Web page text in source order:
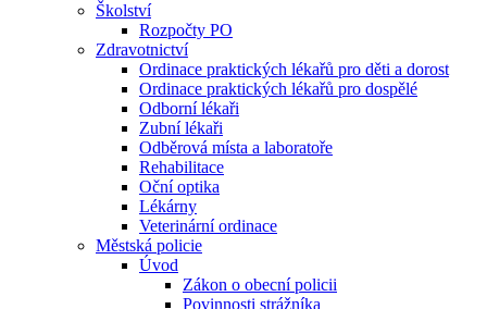
Školství
Rozpočty PO
Zdravotnictví
Ordinace praktických lékařů pro děti a dorost
Ordinace praktických lékařů pro dospělé
Odborní lékaři
Zubní lékaři
Odběrová místa a laboratoře
Rehabilitace
Oční optika
Lékárny
Veterinární ordinace
Městská policie
Úvod
Zákon o obecní policii
Povinnosti strážníka